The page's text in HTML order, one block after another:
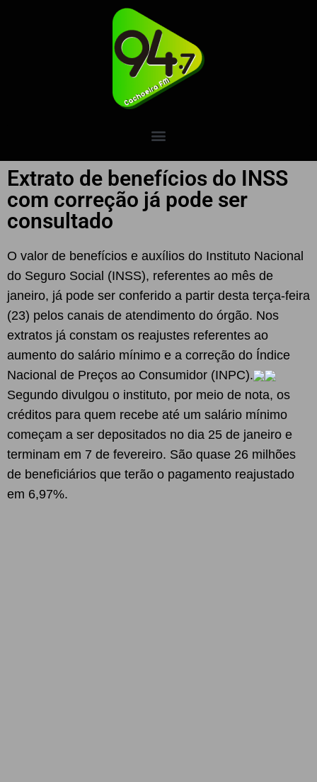
Extrato de benefícios do INSS
com correção já pode ser
consultado
O valor de benefícios e auxílios do Instituto Nacional
do Seguro Social (INSS), referentes ao mês de
janeiro, já pode ser conferido a partir desta terça-feira
(23) pelos canais de atendimento do órgão. Nos
extratos já constam os reajustes referentes ao
aumento do salário mínimo e a correção do Índice
Nacional de Preços ao Consumidor (INPC).
Segundo divulgou o instituto, por meio de nota, os
créditos para quem recebe até um salário mínimo
começam a ser depositados no dia 25 de janeiro e
terminam em 7 de fevereiro. São quase 26 milhões
de beneficiários que terão o pagamento reajustado
em 6,97%.